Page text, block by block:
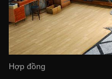
Hợp đồng